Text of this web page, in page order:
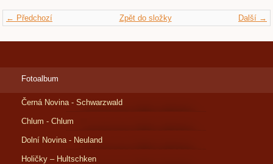
← Předchozí Další →
Zpět do složky
Fotoalbum
Černá Novina - Schwarzwald
Chlum - Chlum
Dolní Novina - Neuland
Holičky – Hultschken